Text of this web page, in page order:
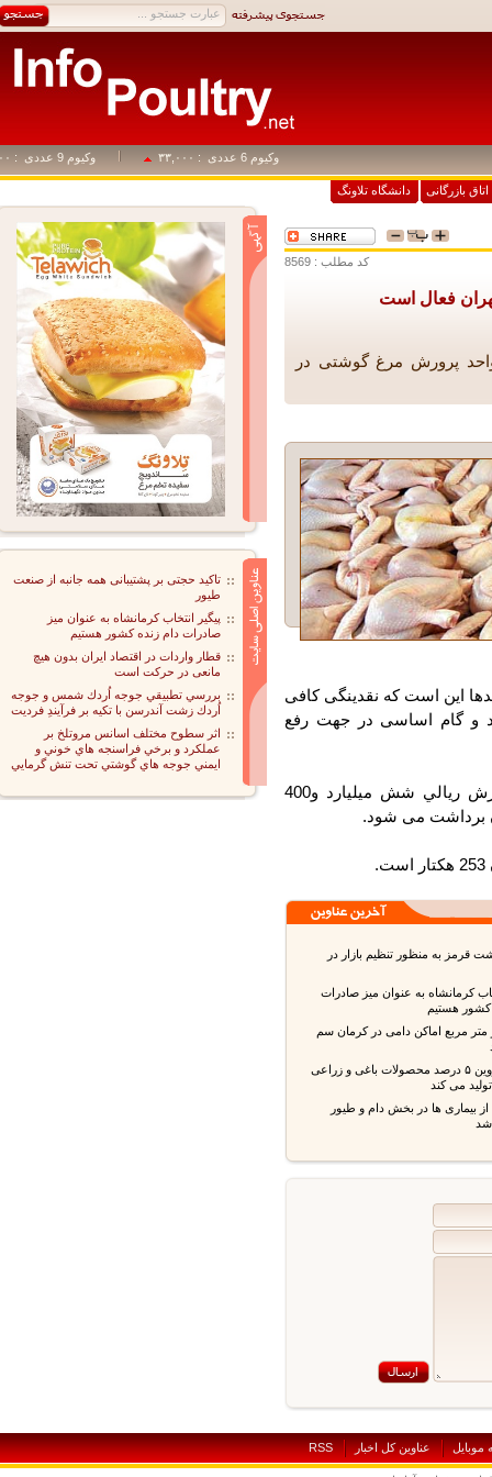
وکیوم 6 عددی : ۳۳,۰۰۰ وکیوم 9 عددی : ۴۹,۵۰۰
بازرگانی دانشگاه تلاونگ
کد مطلب : 8569
کشاورزی شهرستان مهران گفت: 10 واحد پرورش مرغ گوشتی در
این است که نقدینگی کافی
و گام اساسی در جهت رفع
وي بيان داشت: حدود 160 تن محصول خرما به ارزش ريالي شش ميليارد و400
به منظور تنظیم بازار در
کرمانشاه به عنوان میز صادرات
هستیم
متر مربع اماکن دامی در کرمان سم
استان قزوین ۵ درصد محصولات باغی و زراعی
می کند
بیماری ها در بخش دام و طیور
تاکید حجتی بر پشتیبانی همه جانبه از صنعت
طیور
پیگیر انتخاب کرمانشاه به عنوان میز
صادرات دام زنده کشور هستیم
قطار واردات در اقتصاد ایران بدون هیچ
مانعی در حرکت است
بررسي تطبيقي جوجه اُردك شمس و جوجه
اُردك زشت آندرسن با تكيه بر فرآيندِ فرديت
اثر سطوح مختلف اسانس مروتلخ بر
عملكرد و برخي فراسنجه هاي خوني و
ايمني جوجه هاي گوشتي تحت تنش گرمايي
عناوين کل اخبار RSS